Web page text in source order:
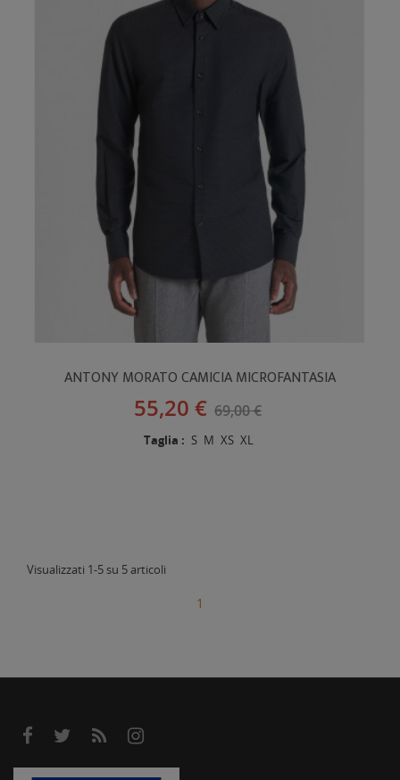
ANTONY MORATO CAMICIA MICROFANTASIA
55,20 € 69,00 €
Taglia : S M XS XL
Visualizzati 1-5 su 5 articoli
1